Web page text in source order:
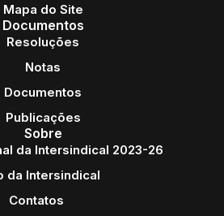
Mapa do Site
Documentos
Resoluções
Notas
Documentos
Publicações
Sobre
da Intersindical 2023-26
da Intersindical
Contatos